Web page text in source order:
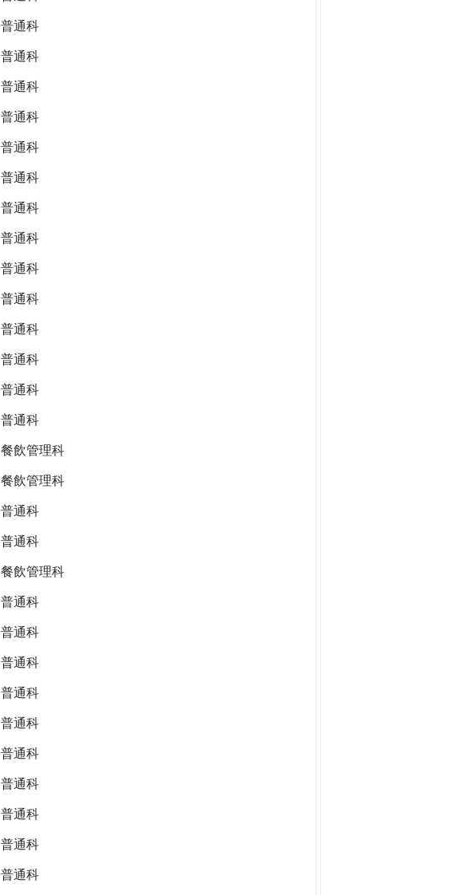
普通科
普通科
普通科
普通科
普通科
普通科
普通科
普通科
普通科
普通科
普通科
普通科
普通科
普通科
餐飲管理科
餐飲管理科
普通科
普通科
餐飲管理科
普通科
普通科
普通科
普通科
普通科
普通科
普通科
普通科
普通科
普通科